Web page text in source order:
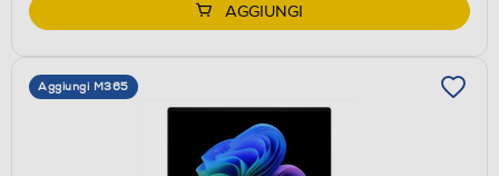
AGGIUNGI
Aggiungi M365